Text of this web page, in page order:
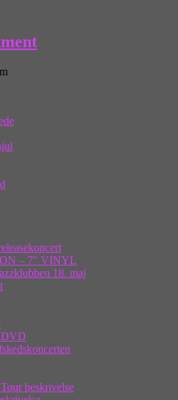
– 7″ VINYL
18. maj
DVD
beskrivelse